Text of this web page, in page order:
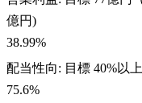
億円)
38.99%
配当性向: 目標 40%以上
75.6%